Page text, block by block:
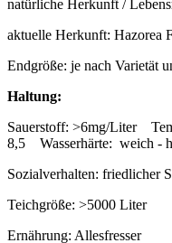
natürliche Herkunft /
aktuelle Herkunft: Hazorea
Endgröße: je nach Varietät
Haltung:
Sauerstoff: >6mg/Liter
8,5 Wasserhärte: weich -
Sozialverhalten: friedlicher
Teichgröße: >5000 Liter
Ernährung: Allesfresser